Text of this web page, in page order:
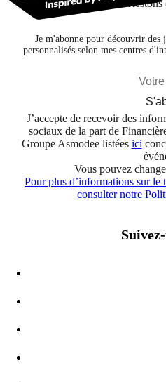
Je m'abonne pour découvrir des
personnalisés selon mes centres
J’accepte de recevoir des
sociaux de la part de
Groupe Asmodee listées ici
Vous pouvez
Pour plus d’informations sur le
consulter notre